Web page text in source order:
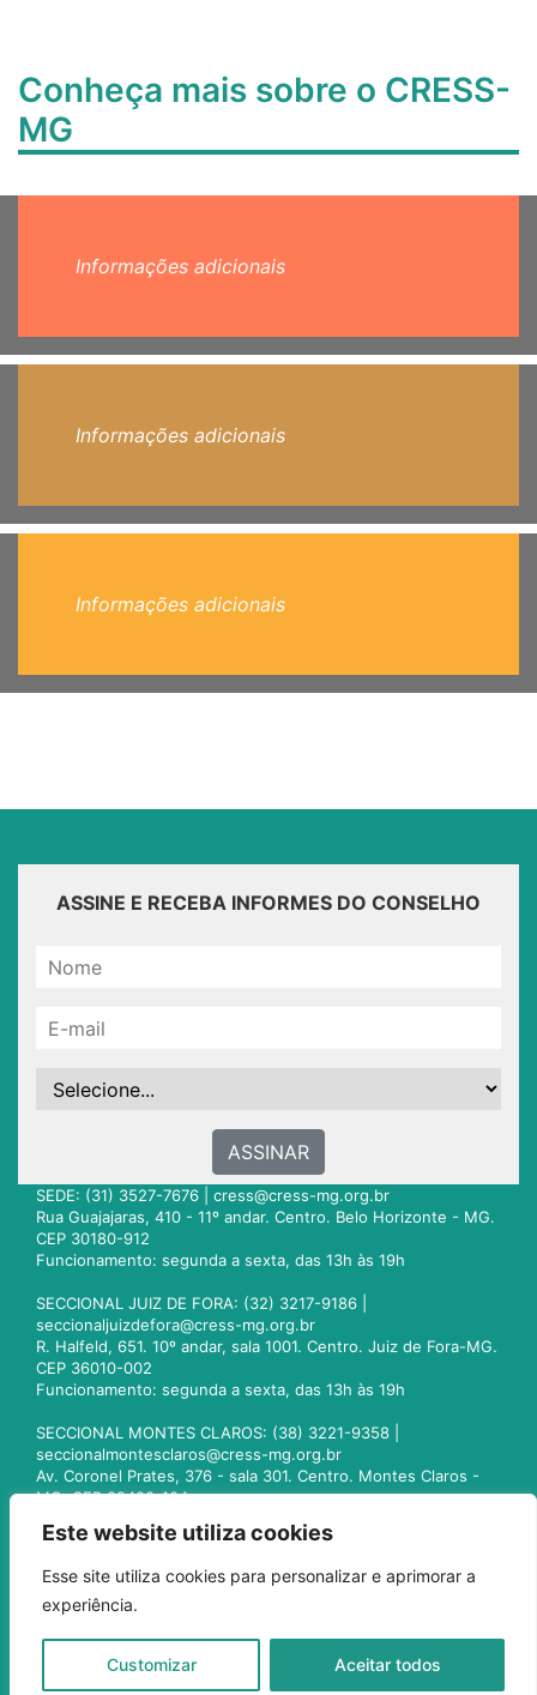
Este website utiliza cookies
Esse site utiliza cookies para personalizar e aprimorar a
experiência.
Customizar Aceitar todos
Conheça mais sobre o CRESS-
MG
Informações adicionais
Informações adicionais
Informações adicionais
ASSINE E RECEBA INFORMES DO CONSELHO
ASSINAR
SEDE: (31) 3527-7676 | cress@cress-mg.org.br
Rua Guajajaras, 410 - 11º andar. Centro. Belo Horizonte - MG.
CEP 30180-912
Funcionamento: segunda a sexta, das 13h às 19h
SECCIONAL JUIZ DE FORA: (32) 3217-9186 |
seccionaljuizdefora@cress-mg.org.br
R. Halfeld, 651. 10º andar, sala 1001. Centro. Juiz de Fora-MG.
CEP 36010-002
Funcionamento: segunda a sexta, das 13h às 19h
SECCIONAL MONTES CLAROS: (38) 3221-9358 |
seccionalmontesclaros@cress-mg.org.br
Av. Coronel Prates, 376 - sala 301. Centro. Montes Claros -
MG. CEP 39400-104
seccionaluberlandia@cress-mg.org.br
Av. Afonso Pena, 547 - sala 101. Uberlândia - MG. CEP